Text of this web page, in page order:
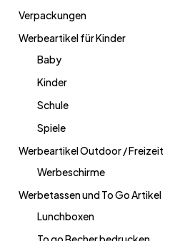
Verpackungen
Werbeartikel für Kinder
Baby
Kinder
Schule
Spiele
Werbeartikel Outdoor / Freizeit
Werbeschirme
Werbetassen und To Go Artikel
Lunchboxen